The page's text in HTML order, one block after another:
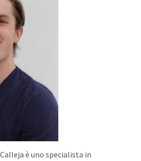
è uno specialista in